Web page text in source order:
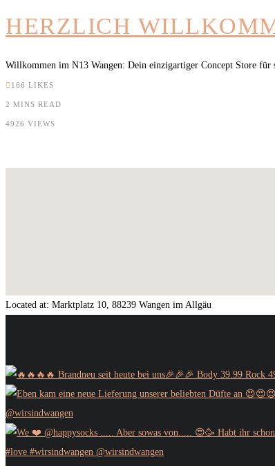
HERZLICH
Willkommen im N13 Wangen: Dein einzigartiger Concept Store
166 LIKES
2 MINS READ
4926 VIEWS
Located at: Marktplatz 10, 88239 Wangen im Allgäu